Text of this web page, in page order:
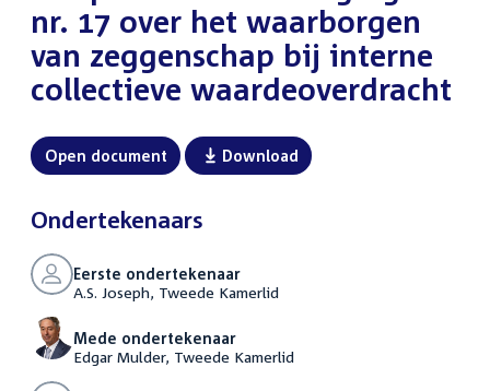
nr. 17 over het waarborgen
van zeggenschap bij interne
collectieve waardeoverdracht
Open document Download
Ondertekenaars
Eerste ondertekenaar
A.S. Joseph, Tweede Kamerlid
Mede ondertekenaar
Edgar Mulder, Tweede Kamerlid